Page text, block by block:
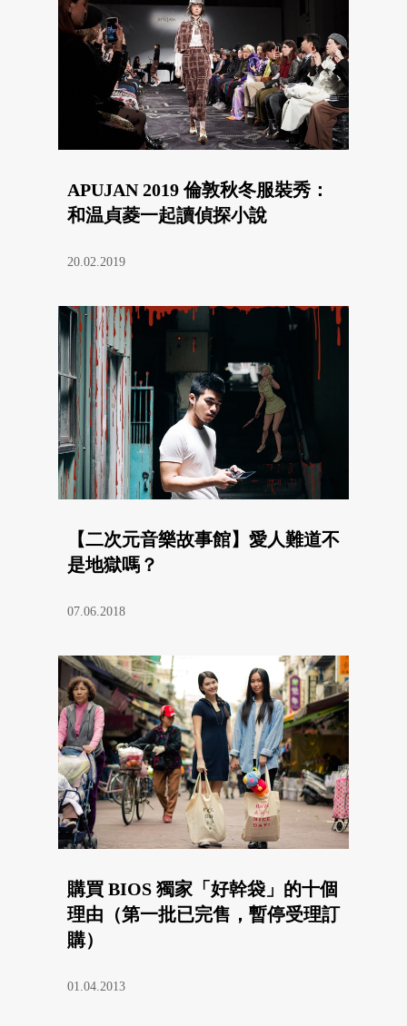
APUJAN 2019 倫敦秋冬服裝秀：
和温貞菱一起讀偵探小說
20.02.2019
【二次元音樂故事館】愛人難道不
是地獄嗎？
07.06.2018
購買 BIOS 獨家「好幹袋」的十個
理由（第一批已完售，暫停受理訂
購）
01.04.2013